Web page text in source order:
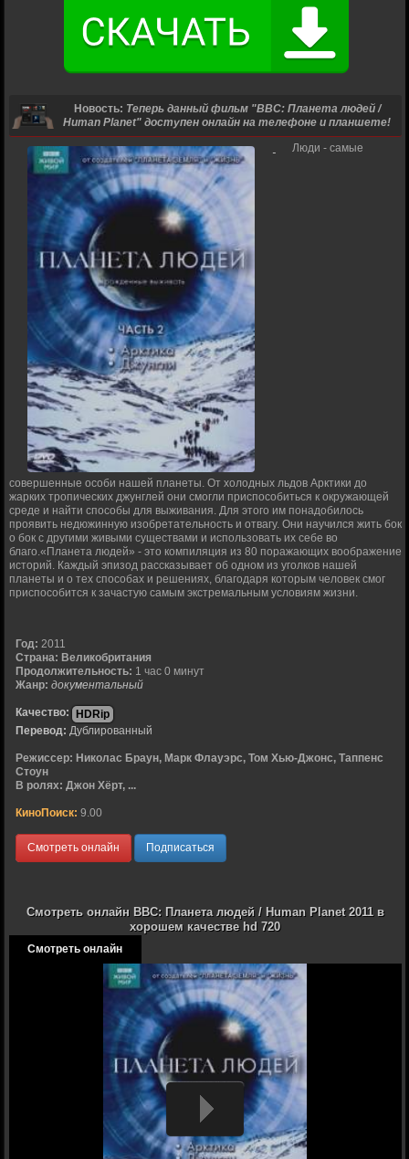
Новость: Теперь данный фильм "BBC: Планета людей /
Human Planet" доступен онлайн на телефоне и планшете!
Люди - самые
совершенные особи нашей планеты. От холодных льдов Арктики до
жарких тропических джунглей они смогли приспособиться к окружающей
среде и найти способы для выживания. Для этого им понадобилось
проявить недюжинную изобретательность и отвагу. Они научился жить бок
о бок с другими живыми существами и использовать их себе во
благо.«Планета людей» - это компиляция из 80 поражающих воображение
историй. Каждый эпизод рассказывает об одном из уголков нашей
планеты и о тех способах и решениях, благодаря которым человек смог
приспособится к зачастую самым экстремальным условиям жизни.
Год: 2011
Страна: Великобритания
Продолжительность: 1 час 0 минут
Жанр: документальный
Качество:
HDRip
Перевод: Дублированный
Режиссер: Николас Браун, Марк Флауэрс, Том Хью-Джонс, Таппенс
Стоун
В ролях: Джон Хёрт, ...
КиноПоиск: 9.00
Смотреть онлайн Подписаться
Смотреть онлайн BBC: Планета людей / Human Planet 2011 в
хорошем качестве hd 720
Смотреть онлайн